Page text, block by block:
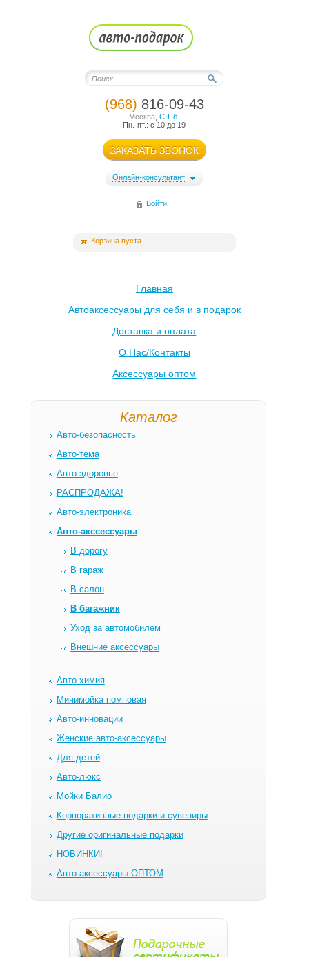
(968) 816-09-43
Москва ,С-Пб.
Пн.-пт.: с 10 до 19
ЗАКАЗАТЬ ЗВОНОК
Онлайн-консультант
Войти
Корзина пуста
Главная
Автоаксессуары для себя и в подарок
Доставка и оплата
О Нас/Контакты
Аксессуары оптом
Каталог
Авто-безопасность
Авто-тема
Авто-здоровье
РАСПРОДАЖА!
Авто-электроника
Авто-акссессуары
В дорогу
В гараж
В салон
В багажник
Уход за автомобилем
Внешние аксессуары
Авто-химия
Минимойка помповая
Авто-инновации
Женские авто-аксессуары
Для детей
Авто-люкс
Мойки Балио
Корпоративные подарки и сувениры
Другие оригинальные подарки
НОВИНКИ!
Авто-аксессуары ОПТОМ